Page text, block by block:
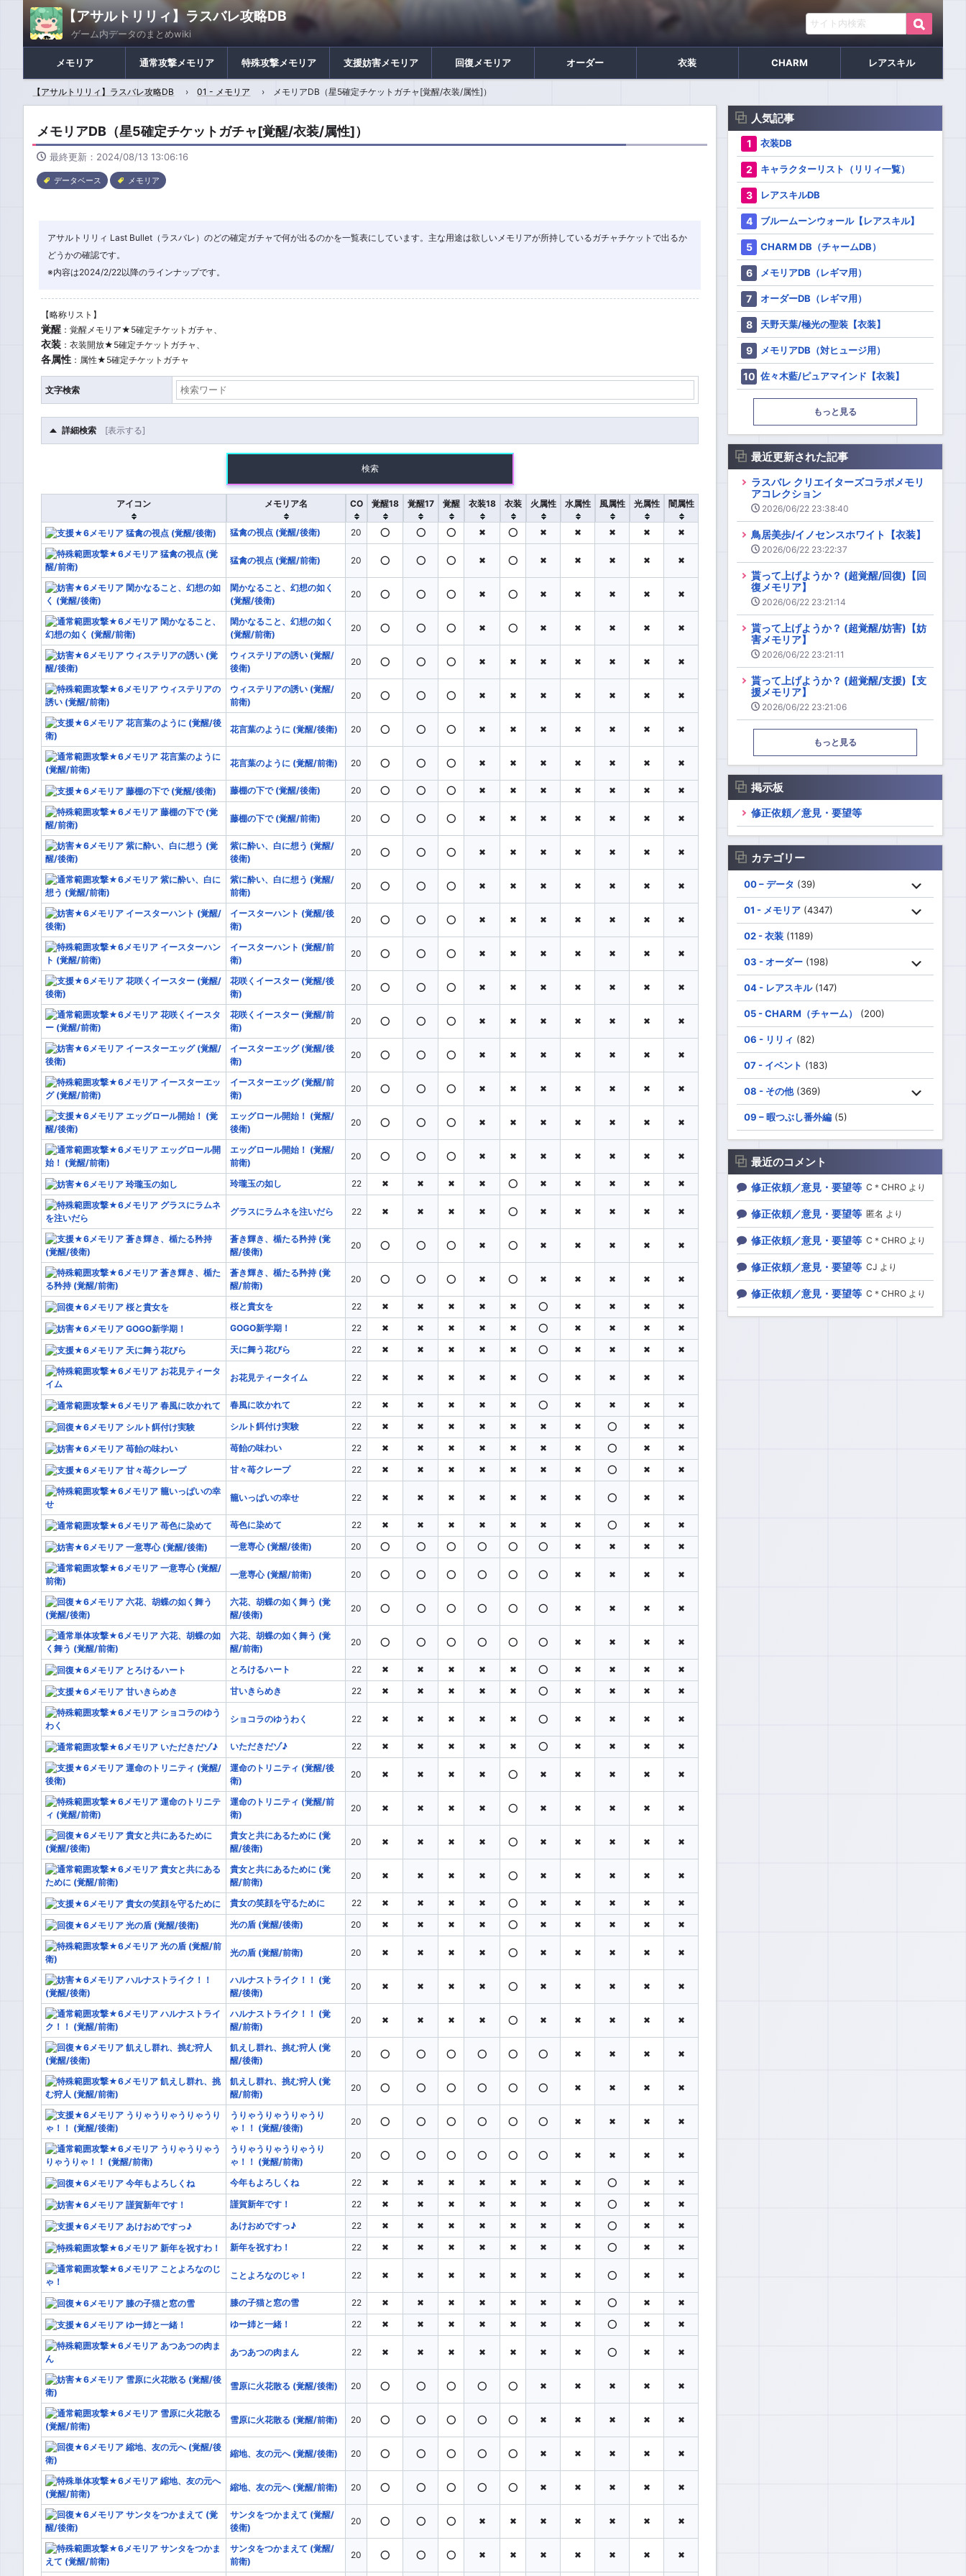
【アサルトリリィ】ラスバレ攻略DB
ゲーム内データのまとめwiki
メモリア 通常攻撃メモリア 特殊攻撃メモリア 支援妨害メモリア 回復メモリア オーダー 衣装 CHARM レアスキル
【アサルトリリィ】ラスバレ攻略DB 01 - メモリア メモリアDB（星5確定チケットガチャ[覚醒/衣装/属性]）
メモリアDB（星5確定チケットガチャ[覚醒/衣装/属性]）
最終更新：2024/08/13 13:06:16
データベース メモリア
アサルトリリィ Last Bullet（ラスバレ）のどの確定ガチャで何が出るのかを一覧表にしています。主な用途は欲しいメモリアが所持しているガチャチケットで出るか
どうかの確認です。
※内容は2024/2/22以降のラインナップです。
【略称リスト】
覚醒 ：覚醒メモリア★5確定チケットガチャ、
衣装 ：衣装開放★5確定チケットガチャ、
各属性 ：属性★5確定チケットガチャ
文字検索
詳細検索
22 21
20
通常範囲攻撃 通常単体攻撃
特殊範囲攻撃
特殊単体攻撃
支援 妨害
回復
属性
全て
衣装解放
全て ○
×
確定分類
全て 光属性 水属性
衣装
衣装18 覚醒
覚醒17
風属性
検索
アイコン メモリア名 CO 覚醒18 覚醒17 覚醒 衣装18 衣装 火属性 水属性 風属性 光属性 闇属性
猛禽の視点 (覚醒/後衛) 20 ⭕ ⭕ ⭕ ✖ ⭕ ✖ ✖ ✖ ✖ ✖
猛禽の視点 (覚醒/前衛) 20 ⭕ ⭕ ⭕ ✖ ⭕ ✖ ✖ ✖ ✖ ✖
閑かなること、幻想の如く
(覚醒/後衛)
20 ⭕ ⭕ ⭕ ✖ ⭕ ✖ ✖ ✖ ✖ ✖
閑かなること、幻想の如く
(覚醒/前衛)
20 ⭕ ⭕ ⭕ ✖ ⭕ ✖ ✖ ✖ ✖ ✖
ウィステリアの誘い (覚醒/
後衛)
20 ⭕ ⭕ ⭕ ✖ ✖ ✖ ✖ ✖ ✖ ✖
ウィステリアの誘い (覚醒/
前衛)
20 ⭕ ⭕ ⭕ ✖ ✖ ✖ ✖ ✖ ✖ ✖
花言葉のように (覚醒/後衛) 20 ⭕ ⭕ ⭕ ✖ ✖ ✖ ✖ ✖ ✖ ✖
花言葉のように (覚醒/前衛) 20 ⭕ ⭕ ⭕ ✖ ✖ ✖ ✖ ✖ ✖ ✖
藤棚の下で (覚醒/後衛) 20 ⭕ ⭕ ⭕ ✖ ✖ ✖ ✖ ✖ ✖ ✖
藤棚の下で (覚醒/前衛) 20 ⭕ ⭕ ⭕ ✖ ✖ ✖ ✖ ✖ ✖ ✖
紫に酔い、白に想う (覚醒/
後衛)
20 ⭕ ⭕ ⭕ ✖ ✖ ✖ ✖ ✖ ✖ ✖
紫に酔い、白に想う (覚醒/
前衛)
20 ⭕ ⭕ ⭕ ✖ ✖ ✖ ✖ ✖ ✖ ✖
イースターハント (覚醒/後
衛)
20 ⭕ ⭕ ⭕ ✖ ✖ ✖ ✖ ✖ ✖ ✖
イースターハント (覚醒/前
衛)
20 ⭕ ⭕ ⭕ ✖ ✖ ✖ ✖ ✖ ✖ ✖
花咲くイースター (覚醒/後
衛)
20 ⭕ ⭕ ⭕ ✖ ✖ ✖ ✖ ✖ ✖ ✖
花咲くイースター (覚醒/前
衛)
20 ⭕ ⭕ ⭕ ✖ ✖ ✖ ✖ ✖ ✖ ✖
イースターエッグ (覚醒/後
衛)
20 ⭕ ⭕ ⭕ ✖ ✖ ✖ ✖ ✖ ✖ ✖
イースターエッグ (覚醒/前
衛)
20 ⭕ ⭕ ⭕ ✖ ✖ ✖ ✖ ✖ ✖ ✖
エッグロール開始！ (覚醒/
後衛)
20 ⭕ ⭕ ⭕ ✖ ✖ ✖ ✖ ✖ ✖ ✖
エッグロール開始！ (覚醒/
前衛)
20 ⭕ ⭕ ⭕ ✖ ✖ ✖ ✖ ✖ ✖ ✖
玲瓏玉の如し 22 ✖ ✖ ✖ ✖ ⭕ ✖ ✖ ✖ ✖ ✖
グラスにラムネを注いだら 22 ✖ ✖ ✖ ✖ ⭕ ✖ ✖ ✖ ✖ ✖
蒼き輝き、楯たる矜持 (覚
醒/後衛)
20 ⭕ ⭕ ⭕ ✖ ⭕ ✖ ✖ ✖ ✖ ✖
蒼き輝き、楯たる矜持 (覚
醒/前衛)
20 ⭕ ⭕ ⭕ ✖ ⭕ ✖ ✖ ✖ ✖ ✖
桜と貴女を 22 ✖ ✖ ✖ ✖ ✖ ⭕ ✖ ✖ ✖
✖
GOGO新学期！
22 ✖ ✖ ✖ ✖ ✖ ⭕ ✖ ✖ ✖
✖
天に舞う花びら
22 ✖ ✖ ✖ ✖ ✖ ⭕ ✖ ✖ ✖ ✖
お花見ティータイム 22 ✖ ✖ ✖ ✖ ✖ ⭕ ✖ ✖ ✖ ✖
春風に吹かれて 22 ✖ ✖ ✖ ✖ ✖ ⭕ ✖ ✖ ✖
✖
シルト餌付け実験
22 ✖ ✖ ✖ ✖ ✖ ✖ ✖ ⭕ ✖
✖
苺飴の味わい
22 ✖ ✖ ✖ ✖ ✖ ✖ ✖ ⭕ ✖
✖
甘々苺クレープ
22 ✖ ✖ ✖ ✖ ✖ ✖ ✖ ⭕ ✖ ✖
籠いっぱいの幸せ 22 ✖ ✖ ✖ ✖ ✖ ✖ ✖ ⭕ ✖ ✖
苺色に染めて 22 ✖ ✖ ✖ ✖ ✖ ✖ ✖ ⭕ ✖
✖
一意専心 (覚醒/後衛)
20 ⭕ ⭕ ⭕ ⭕ ⭕ ⭕ ✖ ✖ ✖ ✖
一意専心 (覚醒/前衛) 20 ⭕ ⭕ ⭕ ⭕ ⭕ ⭕ ✖ ✖ ✖ ✖
六花、胡蝶の如く舞う (覚
醒/後衛)
20 ⭕ ⭕ ⭕ ⭕ ⭕ ⭕ ✖ ✖ ✖ ✖
六花、胡蝶の如く舞う (覚
醒/前衛)
20 ⭕ ⭕ ⭕ ⭕ ⭕ ⭕ ✖ ✖ ✖ ✖
とろけるハート 22 ✖ ✖ ✖ ✖ ✖ ⭕ ✖ ✖ ✖
✖
甘いきらめき
22 ✖ ✖ ✖ ✖ ✖ ⭕ ✖ ✖ ✖ ✖
ショコラのゆうわく 22 ✖ ✖ ✖ ✖ ✖ ⭕ ✖ ✖ ✖ ✖
いただきだゾ♪ 22 ✖ ✖ ✖ ✖ ✖ ⭕ ✖ ✖ ✖
✖
運命のトリニティ (覚醒/後
衛)
20 ✖ ✖ ✖ ✖ ⭕ ✖ ✖ ✖ ✖ ✖
運命のトリニティ (覚醒/前
衛)
20 ✖ ✖ ✖ ✖ ⭕ ✖ ✖ ✖ ✖ ✖
貴女と共にあるために (覚
醒/後衛)
20 ✖ ✖ ✖ ✖ ⭕ ✖ ✖ ✖ ✖ ✖
貴女と共にあるために (覚
醒/前衛)
20 ✖ ✖ ✖ ✖ ⭕ ✖ ✖ ✖ ✖ ✖
貴女の笑顔を守るために 22 ✖ ✖ ✖ ✖ ⭕ ✖ ✖ ✖ ✖
✖
光の盾 (覚醒/後衛)
20 ✖ ✖ ✖ ✖ ⭕ ✖ ✖ ✖ ✖ ✖
光の盾 (覚醒/前衛) 20 ✖ ✖ ✖ ✖ ⭕ ✖ ✖ ✖ ✖ ✖
ハルナストライク！！ (覚
醒/後衛)
20 ✖ ✖ ✖ ✖ ⭕ ✖ ✖ ✖ ✖ ✖
ハルナストライク！！ (覚
醒/前衛)
20 ✖ ✖ ✖ ✖ ⭕ ✖ ✖ ✖ ✖ ✖
飢えし群れ、挑む狩人 (覚
醒/後衛)
20 ⭕ ⭕ ⭕ ⭕ ⭕ ⭕ ✖ ✖ ✖ ✖
飢えし群れ、挑む狩人 (覚
醒/前衛)
20 ⭕ ⭕ ⭕ ⭕ ⭕ ⭕ ✖ ✖ ✖ ✖
うりゃうりゃうりゃうり
ゃ！！ (覚醒/後衛)
20 ⭕ ⭕ ⭕ ⭕ ⭕ ⭕ ✖ ✖ ✖ ✖
うりゃうりゃうりゃうり
ゃ！！ (覚醒/前衛)
20 ⭕ ⭕ ⭕ ⭕ ⭕ ⭕ ✖ ✖ ✖ ✖
今年もよろしくね 22 ✖ ✖ ✖ ✖ ✖ ✖ ✖ ⭕ ✖
✖
謹賀新年です！
22 ✖ ✖ ✖ ✖ ✖ ✖ ✖ ⭕ ✖
✖
あけおめですっ♪
22 ✖ ✖ ✖ ✖ ✖ ✖ ✖ ⭕ ✖
✖
新年を祝すわ！
22 ✖ ✖ ✖ ✖ ✖ ✖ ✖ ⭕ ✖ ✖
ことよろなのじゃ！ 22 ✖ ✖ ✖ ✖ ✖ ✖ ✖ ⭕ ✖ ✖
膝の子猫と窓の雪 22 ✖ ✖ ✖ ✖ ✖ ✖ ✖ ⭕ ✖
✖
ゆー姉と一緒！
22 ✖ ✖ ✖ ✖ ✖ ✖ ✖ ⭕ ✖ ✖
あつあつの肉まん 22 ✖ ✖ ✖ ✖ ✖ ✖ ✖ ⭕ ✖ ✖
雪原に火花散る (覚醒/後衛) 20 ⭕ ⭕ ⭕ ⭕ ⭕ ✖ ✖ ✖ ✖ ✖
雪原に火花散る (覚醒/前衛) 20 ⭕ ⭕ ⭕ ⭕ ⭕ ✖ ✖ ✖ ✖ ✖
縮地、友の元へ (覚醒/後衛) 20 ⭕ ⭕ ⭕ ⭕ ⭕ ✖ ✖ ✖ ✖ ✖
縮地、友の元へ (覚醒/前衛) 20 ⭕ ⭕ ⭕ ⭕ ⭕ ✖ ✖ ✖ ✖ ✖
サンタをつかまえて (覚醒/
後衛)
20 ⭕ ⭕ ⭕ ✖ ✖ ✖ ✖ ✖ ✖ ✖
サンタをつかまえて (覚醒/
前衛)
20 ⭕ ⭕ ⭕ ✖ ✖ ✖ ✖ ✖ ✖ ✖
人気記事
衣装DB
キャラクターリスト（リリィ一覧）
レアスキルDB
ブルームーンウォール【レアスキル】
CHARM DB（チャームDB）
メモリアDB（レギマ用）
オーダーDB（レギマ用）
天野天葉/極光の聖装【衣装】
メモリアDB（対ヒュージ用）
佐々木藍/ピュアマインド【衣装】
もっと見る
最近更新された記事
ラスバレ クリエイターズコラボメモリ
アコレクション
2026/06/22 23:38:40
鳥居美歩/イノセンスホワイト【衣装】
2026/06/22 23:22:37
貰って上げようか？ (超覚醒/回復)【回
復メモリア】
2026/06/22 23:21:14
貰って上げようか？ (超覚醒/妨害)【妨
害メモリア】
2026/06/22 23:21:11
貰って上げようか？ (超覚醒/支援)【支
援メモリア】
2026/06/22 23:21:06
もっと見る
掲示板
修正依頼／意見・要望等
カテゴリー
00 – データ (39)
01 - メモリア (4347)
02 - 衣装 (1189)
03 - オーダー (198)
04 - レアスキル(147)
05 - CHARM（チャーム） (200)
06 - リリィ (82)
07 - イベント (183)
08 - その他(369)
09 – 暇つぶし番外編 (5)
最近のコメント
修正依頼／意見・要望等 C＊CHRO より
修正依頼／意見・要望等 匿名 より
修正依頼／意見・要望等 C＊CHRO より
修正依頼／意見・要望等 CJ より
修正依頼／意見・要望等 C＊CHRO より